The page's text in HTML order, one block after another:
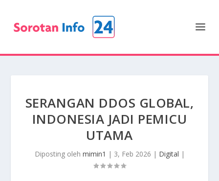
SERANGAN DDOS GLOBAL,
INDONESIA JADI PEMICU
UTAMA
Diposting oleh mimin1 | 3, Feb 2026 | Digital |